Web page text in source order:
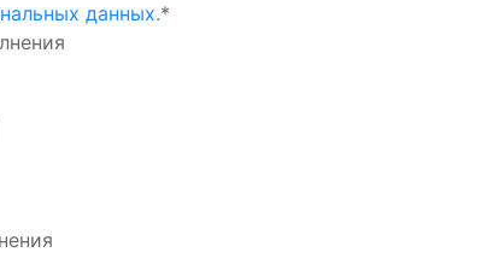
данных.*